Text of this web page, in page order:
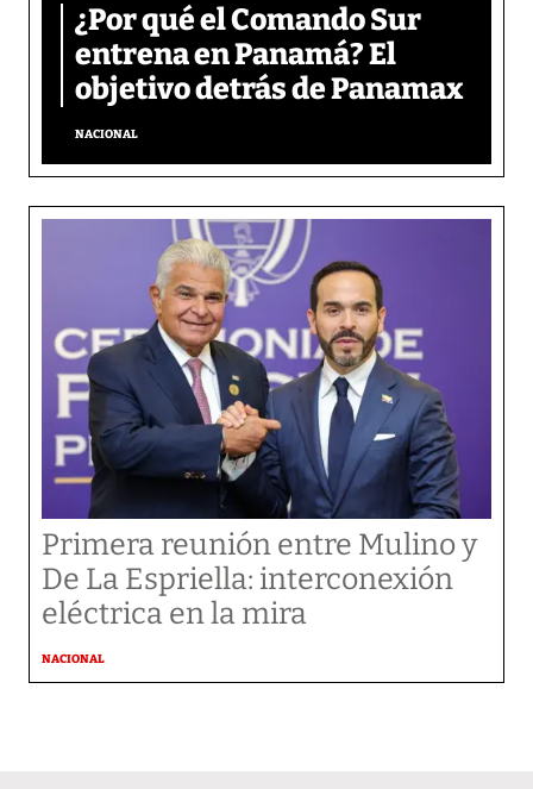
¿Por qué el Comando Sur
entrena en Panamá? El
objetivo detrás de Panamax
NACIONAL
Primera reunión entre Mulino y
De La Espriella: interconexión
eléctrica en la mira
NACIONAL